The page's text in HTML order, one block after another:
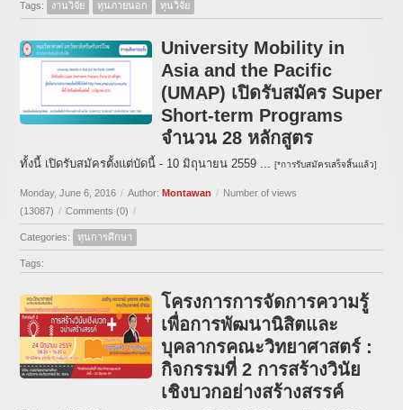
Tags: งานวิจัย ทุนภายนอก ทุนวิจัย
University Mobility in
Asia and the Pacific
(UMAP) เปิดรับสมัคร Super
Short-term Programs
จำนวน 28 หลักสูตร
ทั้งนี้ เปิดรับสมัครตั้งแต่บัดนี้ - 10 มิถุนายน 2559 ...[*การรับสมัครเสร็จสิ้นแล้ว]
Monday, June 6, 2016 / Author:Montawan / Number of views
(13087) / Comments (0) /
Categories: ทุนการศึกษา
Tags:
โครงการการจัดการความรู้
เพื่อการพัฒนานิสิตและ
บุคลากรคณะวิทยาศาสตร์ :
กิจกรรมที่ 2 การสร้างวินัย
เชิงบวกอย่างสร้างสรรค์